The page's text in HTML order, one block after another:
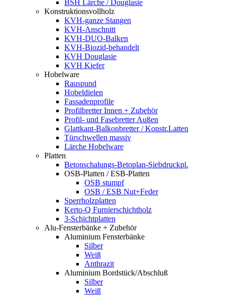
BSH Lärche / Douglasie
Konstruktionsvollholz
KVH-ganze Stangen
KVH-Anschnitt
KVH-DUO-Balken
KVH-Biozid-behandelt
KVH Douglasie
KVH Kiefer
Hobelware
Rauspund
Hobeldielen
Fassadenprofile
Profilbretter Innen + Zubehör
Profil- und Fasebretter Außen
Glattkant-Balkonbretter / Konstr.Latten
Türschwellen massiv
Lärche Hobelware
Platten
Betonschalungs-Betoplan-Siebdruckpl.
OSB-Platten / ESB-Platten
OSB stumpf
OSB / ESB Nut+Feder
Sperrholzplatten
Kerto-Q Furnierschichtholz
3-Schichtplatten
Alu-Fensterbänke + Zubehör
Aluminium Fensterbänke
Silber
Weiß
Anthrazit
Aluminium Bordstück/Abschluß
Silber
Weiß